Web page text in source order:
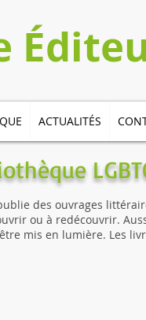
des ouvrages
ou à redécouvrir.
mis en lumière. Les
ACTUALITÉS